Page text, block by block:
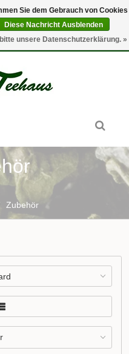
Zubehör
Sie dem Gebrauch von Cookies
Diese Nachricht Ausblenden
unsere Datenschutzerklärung. »